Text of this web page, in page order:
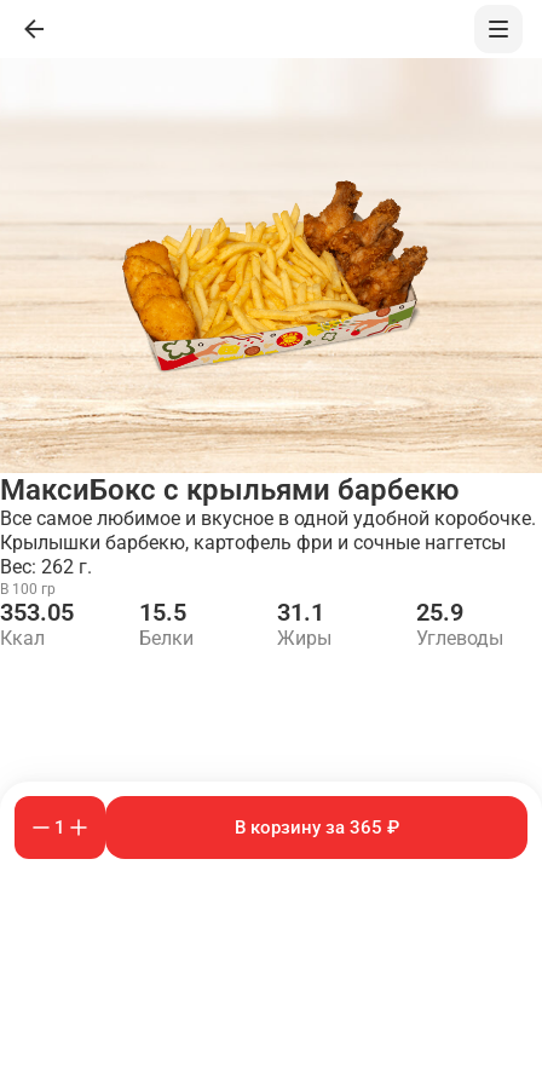
МаксиБокс с крыльями барбекю
Все самое любимое и вкусное в одной удобной коробочке.
Крылышки барбекю, картофель фри и сочные наггетсы
Вес: 262 г.
В 100 гр
353.05
Ккал
15.5
Белки
31.1
Жиры
25.9
Углеводы
1 В корзину за 365 ₽